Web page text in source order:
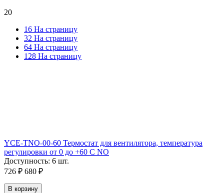
20
16 На страницу
32 На страницу
64 На страницу
128 На страницу
YCE-TNO-00-60 Термостат для вентилятора, температура
регулировки от 0 до +60 C NO
Доступность: 6 шт.
726 ₽ 680 ₽
В корзину